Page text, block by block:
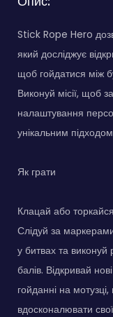
Stick Rope Hero
який досліджує
щоб гойдатися між
Виконуй місії, щоб
налаштування
унікальним
Як грати
Клацай або
Слідуй за
у битвах та виконуй
балів. Відкривай
гойданні на
вдосконалювати